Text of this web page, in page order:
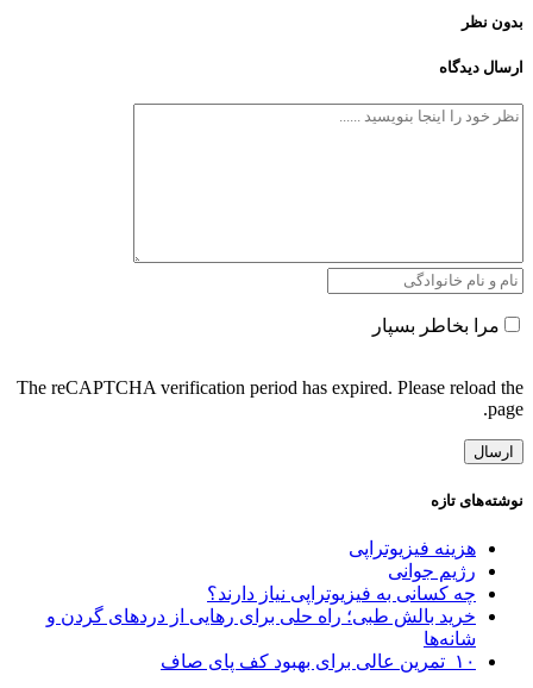
بدون نظر
ارسال دیدگاه
مرا بخاطر بسپار
The reCAPTCHA verification period has expired. Please reload the
page.
نوشته‌های تازه
هزینه فیزیوتراپی
رژیم جوانی
چه کسانی به فیزیوتراپی نیاز دارند؟
خرید بالش طبی؛ راه حلی برای رهایی از دردهای گردن و
شانه‌ها
۱۰ تمرین عالی برای بهبود کف پای صاف